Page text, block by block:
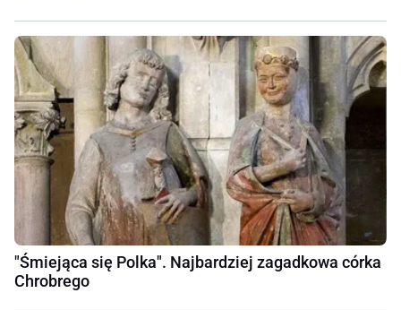
"Śmiejąca się Polka". Najbardziej zagadkowa córka
Chrobrego